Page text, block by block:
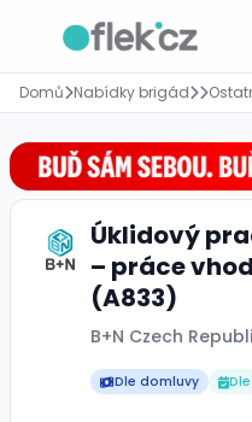
Domů Nabídky brigád
Úklidový
– práce
(A833)
B+N Czech
Dle domluvy